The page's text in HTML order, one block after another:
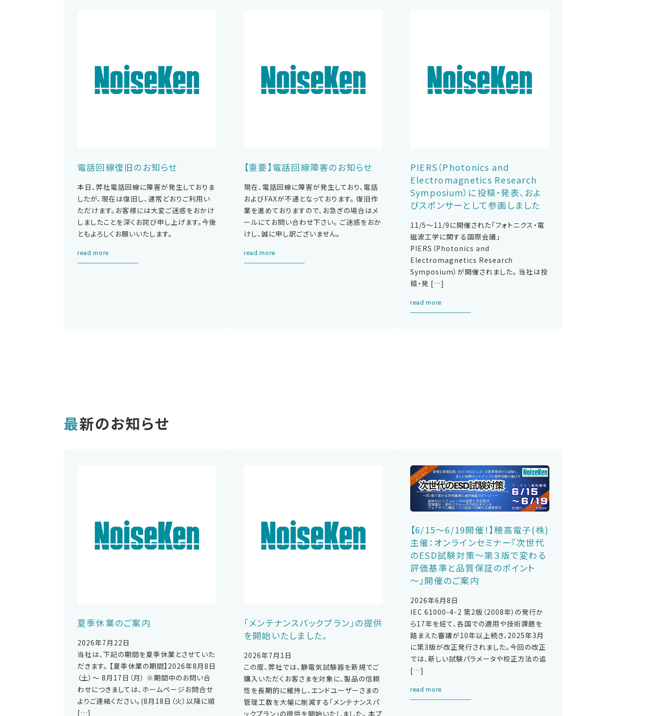
電話回線復旧のお知らせ
本日、弊社電話回線に障害が発生しておりま
したが、現在は復旧し、通常どおりご利用い
ただけます。お客様には大変ご迷惑をおかけ
しましたことを深くお詫び申し上げます。今後
ともよろしくお願いいたします。
read more
【重要】電話回線障害のお知らせ
現在、電話回線に障害が発生しており、電話
およびFAXが不通となっております。 復旧作
業を進めておりますので、お急ぎの場合はメ
ールにてお問い合わせ下さい。 ご迷惑をおか
けし、誠に申し訳ございません。
read more
PIERS（Photonics and
Electromagnetics Research
Symposium）に投稿・発表、およ
びスポンサーとして参画しました
11/5～11/9に開催された「フォトニクス・電
磁波工学に関する国際会議」
PIERS（Photonics and
Electromagnetics Research
Symposium）が開催されました。 当社は投
稿・発 […]
read more
最新のお知らせ
夏季休業のご案内
2026年7月22日
当社は、下記の期間を夏季休業とさせていた
だきます。 【夏季休業の期間】2026年8月8日
（土）～ 8月17日（月） ※期間中のお問い合
わせにつきましては、ホームページお問合せ
よりご連絡ください。(8月18日（火）以降に順
[…]
「メンテナンスパックプラン」の提供
を開始いたしました。
2026年7月1日
この度、弊社では、静電気試験器を新規でご
購入いただくお客さまを対象に、製品の信頼
性を長期的に維持し、エンドユーザーさまの
管理工数を大幅に削減する「メンテナンスパ
ックプラン」の提供を開始いたしました。 本プ
【6/15～6/19開催！】穂高電子(株)
主催：オンラインセミナー『次世代
のESD試験対策～第３版で変わる
評価基準と品質保証のポイント
～』開催のご案内
2026年6月8日
IEC 61000-4-2 第2版（2008年）の発行か
ら17年を経て、各国での適用や技術課題を
踏まえた審議が10年以上続き、2025年3月
に第3版が改正発行されました。今回の改正
では、新しい試験パラメータや校正方法の追
[…]
read more